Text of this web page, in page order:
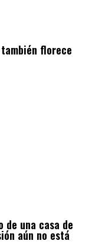
florece
una casa de
aún no está